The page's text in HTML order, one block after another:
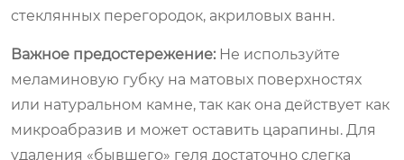
стеклянных перегородок, акриловых ванн.
Важное предостережение: Не используйте
меламиновую губку на матовых поверхностях
или натуральном камне, так как она действует как
микроабразив и может оставить царапины. Для
удаления «бывшего» геля достаточно слегка